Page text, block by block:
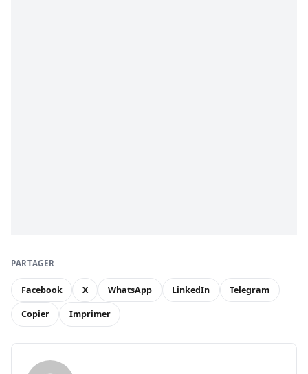
PARTAGER
Facebook X WhatsApp LinkedIn Telegram
Copier Imprimer